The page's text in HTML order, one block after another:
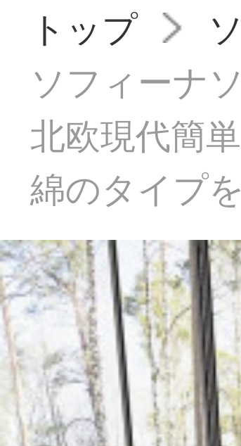
トップ
ソフィーナ
北欧現代簡
綿のタイプ